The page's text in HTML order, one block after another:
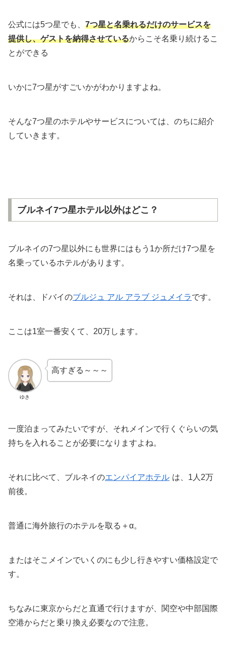
公式には5つ星でも、 7つ星と名乗れるだけのサービスを
提供し、ゲストを納得させているからこそ名乗り続けるこ
とができる
いかに7つ星がすごいかがわかりますよね。
そんな7つ星のホテルやサービスについては、のちに紹介
していきます。
ブルネイ7つ星ホテル以外はどこ？
ブルネイの7つ星以外にも世界にはもう1か所だけ7つ星を
名乗っているホテルがあります。
それは、ドバイのブルジュ アル アラブ ジュメイラです。
ここは1室一番安くて、20万します。
ゆき
高すぎる～～～
一度泊まってみたいですが、それメインで行くぐらいの気
持ちを入れることが必要になりますよね。
それに比べて、ブルネイのエンパイアホテル は、1人2万
前後。
普通に海外旅行のホテルを取る＋α。
またはそこメインでいくのにも少し行きやすい価格設定で
す。
ちなみに東京からだと直通で行けますが、関空や中部国際
空港からだと乗り換え必要なので注意。